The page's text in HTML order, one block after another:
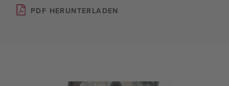
PressePDF HERUNTERLADEN